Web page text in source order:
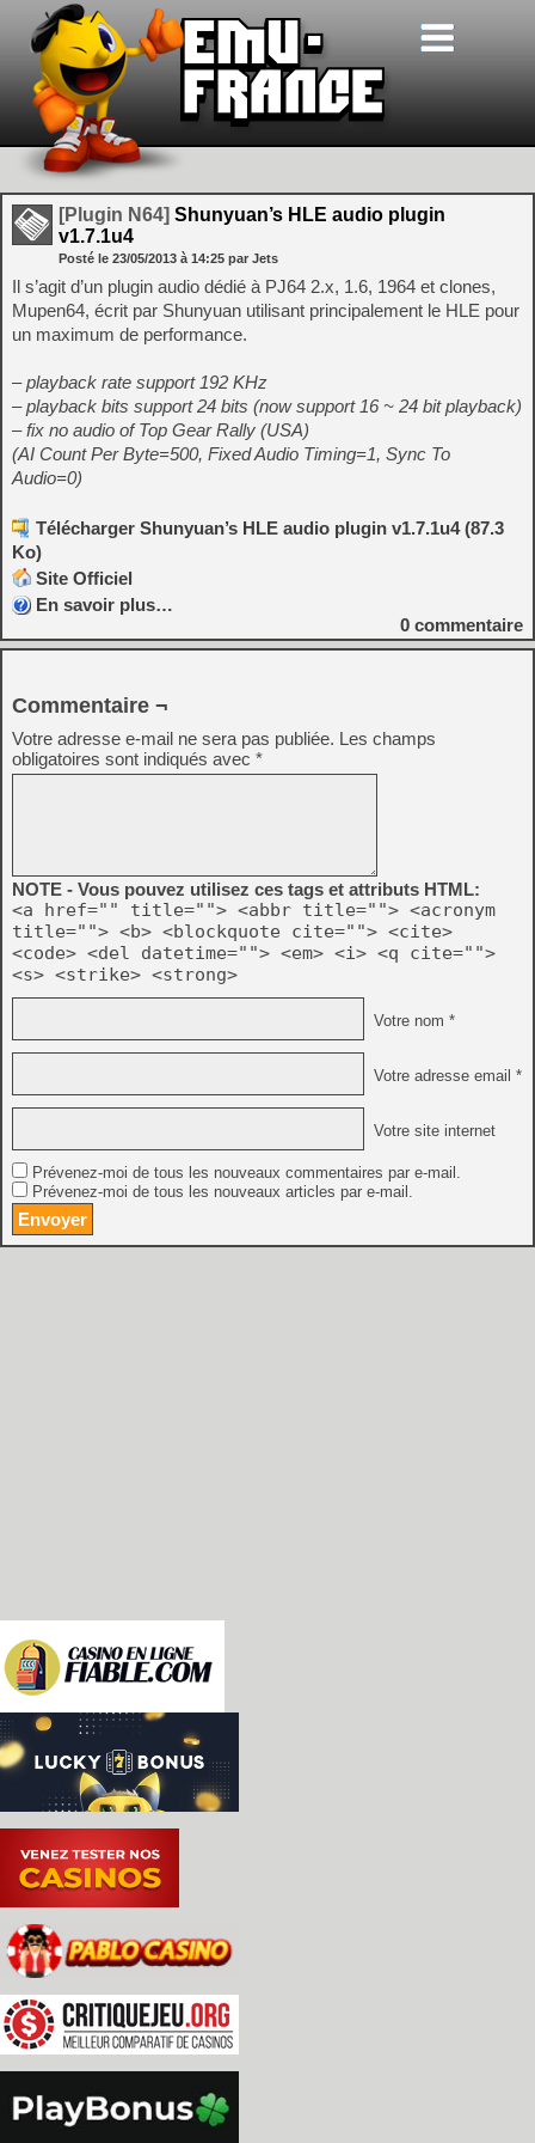
[Plugin N64] Shunyuan’s HLE audio plugin
v1.7.1u4
Posté le 23/05/2013 à 14:25 par Jets
Il s’agit d’un plugin audio dédié à PJ64 2.x, 1.6, 1964 et clones,
Mupen64, écrit par Shunyuan utilisant principalement le HLE pour
un maximum de performance.
– playback rate support 192 KHz
– playback bits support 24 bits (now support 16 ~ 24 bit playback)
– fix no audio of Top Gear Rally (USA)
(AI Count Per Byte=500, Fixed Audio Timing=1, Sync To
Audio=0)
Télécharger Shunyuan’s HLE audio plugin v1.7.1u4 (87.3
Ko)
Site Officiel
En savoir plus…
0 commentaire
Commentaire ¬
Votre adresse e-mail ne sera pas publiée. Les champs
obligatoires sont indiqués avec *
NOTE - Vous pouvez utilisez ces tags et attributs HTML:
<a href="" title=""> <abbr title=""> <acronym
title=""> <b> <blockquote cite=""> <cite>
<code> <del datetime=""> <em> <i> <q cite="">
<s> <strike> <strong>
Votre nom *
Votre adresse email *
Votre site internet
Prévenez-moi de tous les nouveaux commentaires par e-mail.
Prévenez-moi de tous les nouveaux articles par e-mail.